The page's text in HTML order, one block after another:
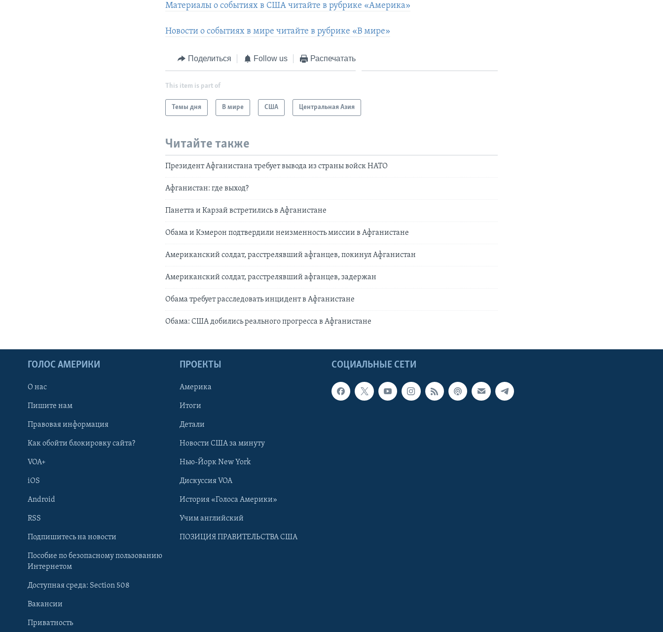
Learning English
Языки
Материалы о событиях в США читайте в рубрике «Америка»
Новости о событиях в мире читайте в рубрике «В мире»
Поделиться Follow us Распечатать
This item is part of
Темы дня В мире США Центральная Азия
Читайте также
Президент Афганистана требует вывода из страны войск НАТО
Афганистан: где выход?
Панетта и Карзай встретились в Афганистане
Обама и Кэмерон подтвердили неизменность миссии в Афганистане
Американский солдат, расстрелявший афганцев, покинул Афганистан
Американский солдат, расстрелявший афганцев, задержан
Обама требует расследовать инцидент в Афганистане
Обама: США добились реального прогресса в Афганистане
СОЦИАЛЬНЫЕ СЕТИ
ГОЛОС АМЕРИКИ
О нас
Пишите нам
Правовая информация
Как обойти блокировку сайта?
VOA+
iOS
Android
RSS
Подпишитесь на новости
Пособие по безопасному пользованию
Интернетом
Доступная среда: Section 508
Вакансии
Приватность
ПРОЕКТЫ
Америка
Итоги
Детали
Новости США за минуту
Нью-Йорк New York
Дискуссия VOA
История «Голоса Америки»
Учим английский
ПОЗИЦИЯ ПРАВИТЕЛЬСТВА США